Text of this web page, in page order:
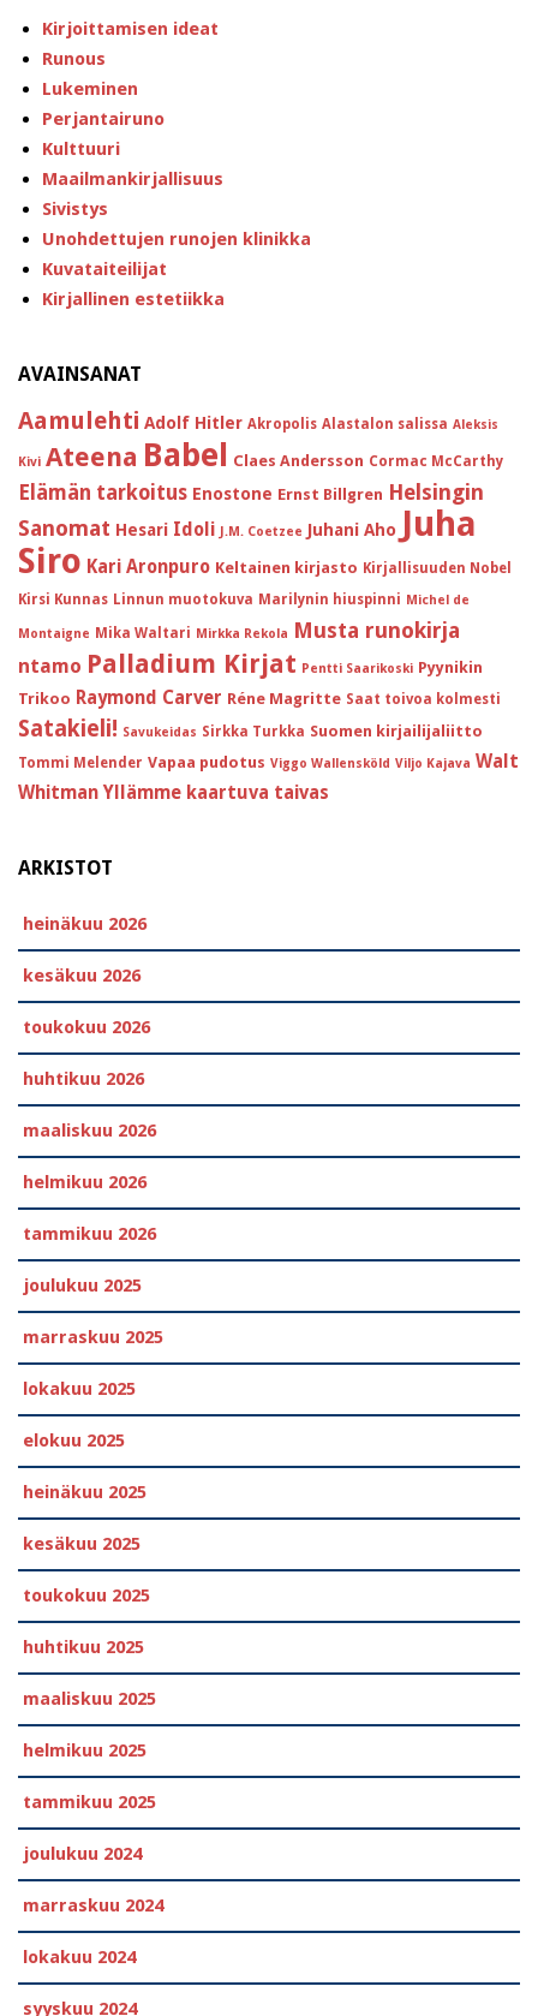
Kirjoittamisen ideat
Runous
Lukeminen
Perjantairuno
Kulttuuri
Maailmankirjallisuus
Sivistys
Unohdettujen runojen klinikka
Kuvataiteilijat
Kirjallinen estetiikka
AVAINSANAT
Aamulehti Adolf Hitler Akropolis Alastalon salissa Aleksis
Kivi Ateena Babel Claes Andersson Cormac McCarthy
Elämän tarkoitus Enostone Ernst Billgren Helsingin
Sanomat Hesari Idoli J.M. Coetzee Juhani Aho Juha
Siro Kari Aronpuro Keltainen kirjasto Kirjallisuuden Nobel
Kirsi Kunnas Linnun muotokuva Marilynin hiuspinni Michel de
Montaigne Mika Waltari Mirkka Rekola Musta runokirja
ntamo Palladium Kirjat Pentti Saarikoski Pyynikin
Trikoo Raymond Carver Réne Magritte Saat toivoa kolmesti
Satakieli! Savukeidas Sirkka Turkka Suomen kirjailijaliitto
Tommi Melender Vapaa pudotus Viggo Wallensköld Viljo Kajava Walt
Whitman Yllämme kaartuva taivas
ARKISTOT
heinäkuu 2026
kesäkuu 2026
toukokuu 2026
huhtikuu 2026
maaliskuu 2026
helmikuu 2026
tammikuu 2026
joulukuu 2025
marraskuu 2025
lokakuu 2025
elokuu 2025
heinäkuu 2025
kesäkuu 2025
toukokuu 2025
huhtikuu 2025
maaliskuu 2025
helmikuu 2025
tammikuu 2025
joulukuu 2024
marraskuu 2024
lokakuu 2024
syyskuu 2024